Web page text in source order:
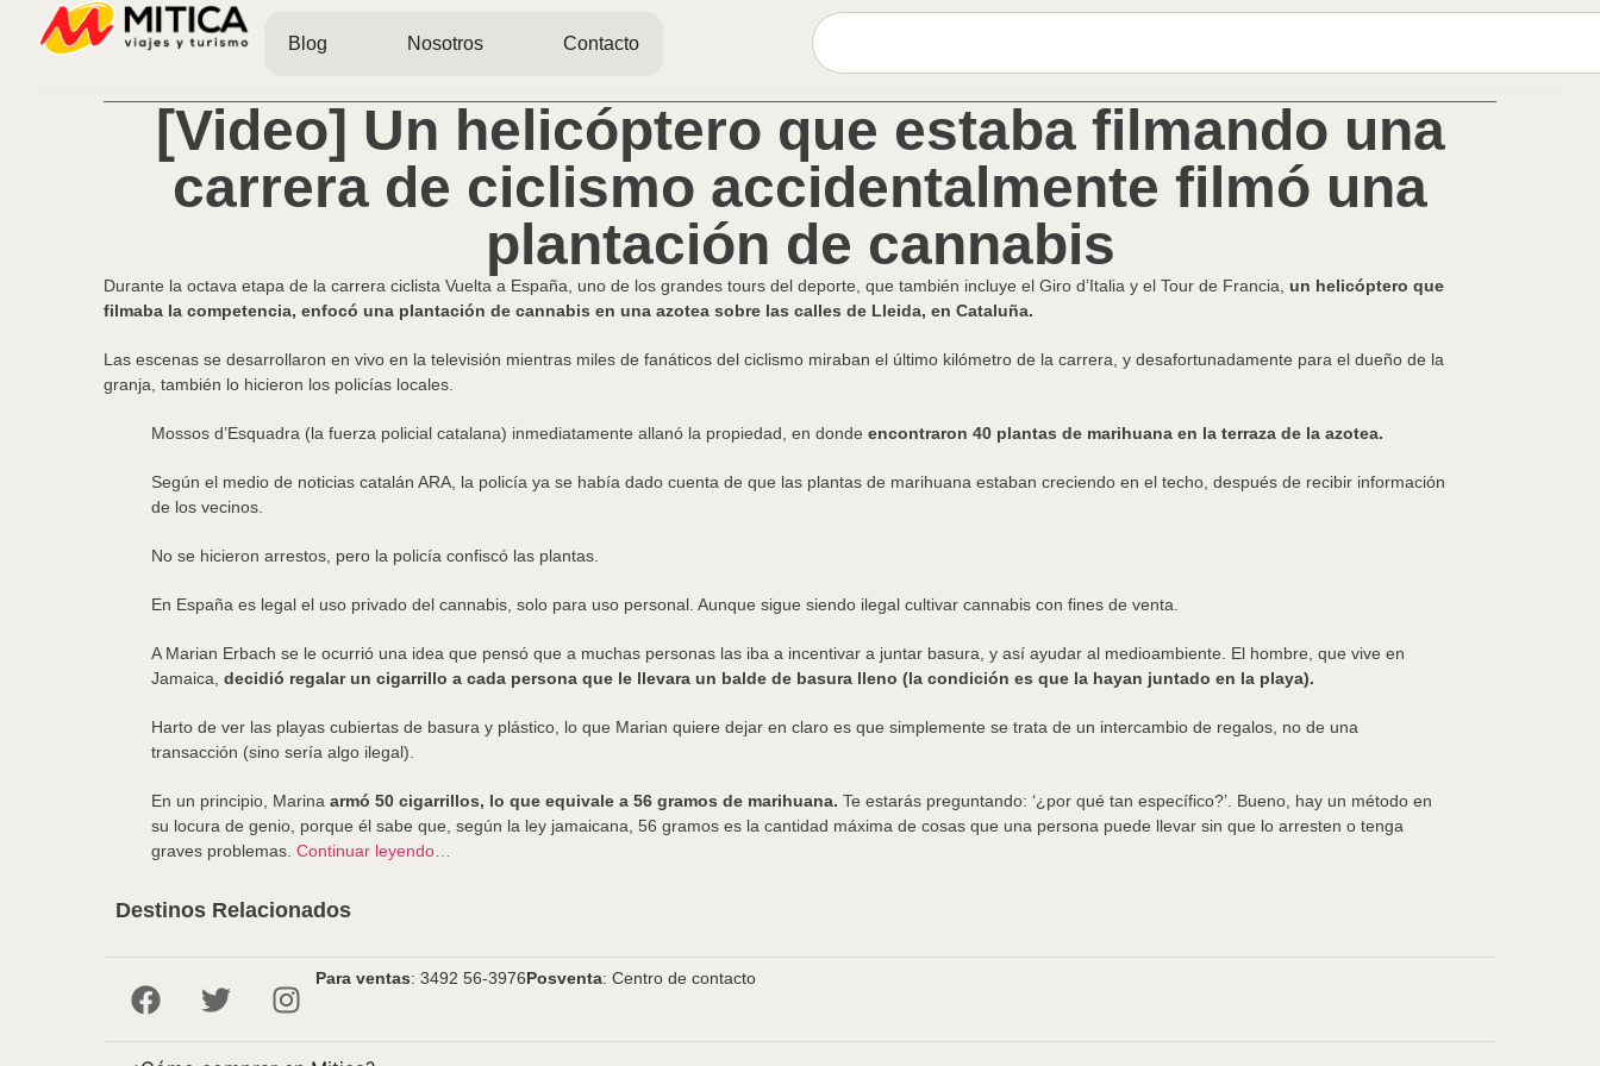
Blog Nosotros Contacto
[Video] Un helicóptero que estaba filmando una
carrera de ciclismo accidentalmente filmó una
plantación de cannabis
Durante la octava etapa de la carrera ciclista Vuelta a España, uno de los grandes tours del deporte, que también incluye el Giro d’Italia y el Tour de Francia, un helicóptero que
filmaba la competencia, enfocó una plantación de cannabis en una azotea sobre las calles de Lleida, en Cataluña.
Las escenas se desarrollaron en vivo en la televisión mientras miles de fanáticos del ciclismo miraban el último kilómetro de la carrera, y desafortunadamente para el dueño de la
granja, también lo hicieron los policías locales.
Mossos d’Esquadra (la fuerza policial catalana) inmediatamente allanó la propiedad, en donde encontraron 40 plantas de marihuana en la terraza de la azotea.
Según el medio de noticias catalán ARA, la policía ya se había dado cuenta de que las plantas de marihuana estaban creciendo en el techo, después de recibir información
de los vecinos.
No se hicieron arrestos, pero la policía confiscó las plantas.
En España es legal el uso privado del cannabis, solo para uso personal. Aunque sigue siendo ilegal cultivar cannabis con fines de venta.
A Marian Erbach se le ocurrió una idea que pensó que a muchas personas las iba a incentivar a juntar basura, y así ayudar al medioambiente. El hombre, que vive en
Jamaica, decidió regalar un cigarrillo a cada persona que le llevara un balde de basura lleno (la condición es que la hayan juntado en la playa).
Harto de ver las playas cubiertas de basura y plástico, lo que Marian quiere dejar en claro es que simplemente se trata de un intercambio de regalos, no de una
transacción (sino sería algo ilegal).
En un principio, Marina armó 50 cigarrillos, lo que equivale a 56 gramos de marihuana. Te estarás preguntando: ‘¿por qué tan específico?’. Bueno, hay un método en
su locura de genio, porque él sabe que, según la ley jamaicana, 56 gramos es la cantidad máxima de cosas que una persona puede llevar sin que lo arresten o tenga
graves problemas. Continuar leyendo…
Destinos Relacionados
Para ventas: 3492 56-3976Posventa: Centro de contacto